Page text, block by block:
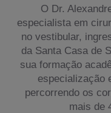
O Dr.
especialista em
no vestibular,
da Santa Casa de
sua formação
especialização
percorrendo os
mais de